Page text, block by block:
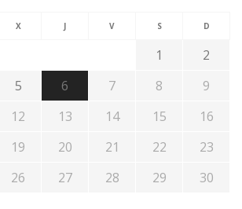
X J V S D
1
2
5 6 7 8
9
12 13 14 15
16
19 20 21 22
23
26 27 28 29
30